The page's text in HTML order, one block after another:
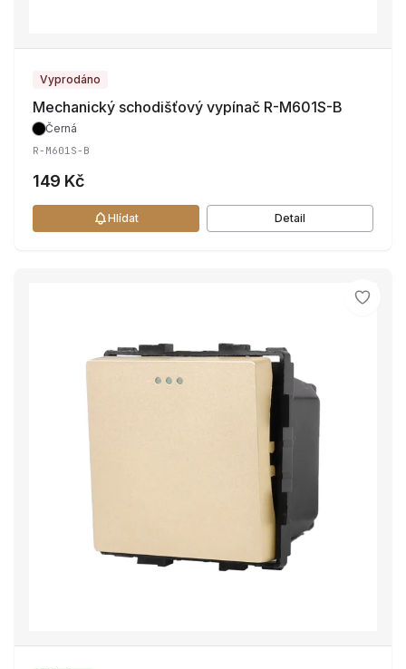
Vyprodáno
Mechanický schodišťový vypínač R-M601S-B
Černá
R-M601S-B
149 Kč
Hlídat Detail